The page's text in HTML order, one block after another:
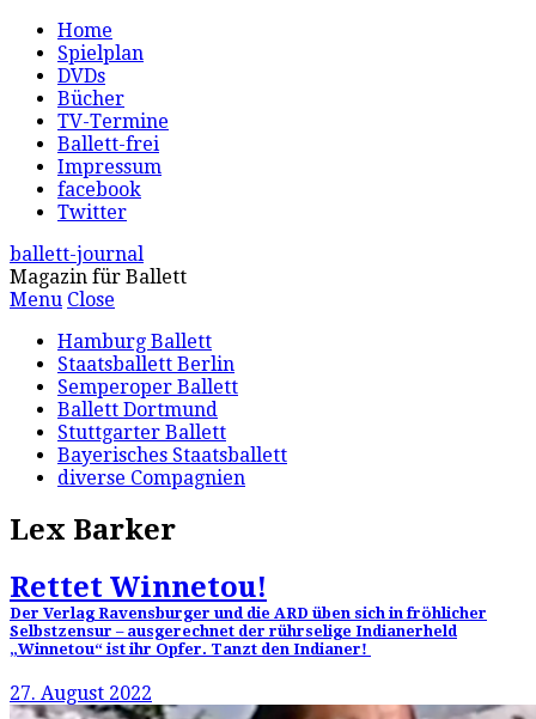
Home
Spielplan
DVDs
Bücher
TV-Termine
Ballett-frei
Impressum
facebook
Twitter
ballett-journal
Magazin für Ballett
Menu Close
Hamburg Ballett
Staatsballett Berlin
Semperoper Ballett
Ballett Dortmund
Stuttgarter Ballett
Bayerisches Staatsballett
diverse Compagnien
Lex Barker
Rettet Winnetou!
Der Verlag Ravensburger und die ARD üben sich in fröhlicher
Selbstzensur – ausgerechnet der rührselige Indianerheld
„Winnetou“ ist ihr Opfer. Tanzt den Indianer!
27. August 2022